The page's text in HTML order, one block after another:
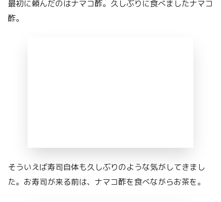
最初に頼んだのはナマコ酢。久しぶりに食べましたナマコ
酢。
そういえば寿司自体も久しぶりのような気がしてきまし
た。お寿司が来る前は、ナマコ酢を食べながらお茶を。